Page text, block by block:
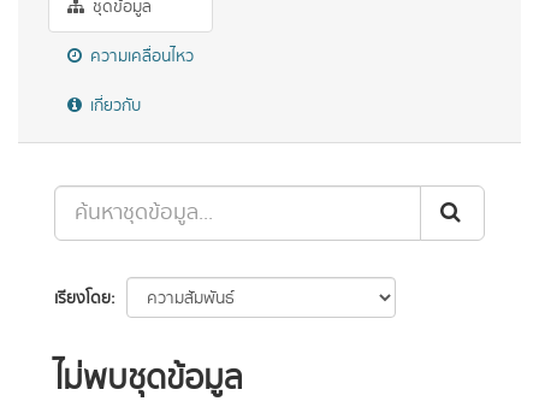
ชุดข้อมูล
ความเคลื่อนไหว
เกี่ยวกับ
เรียงโดย
ไม่พบชุดข้อมูล